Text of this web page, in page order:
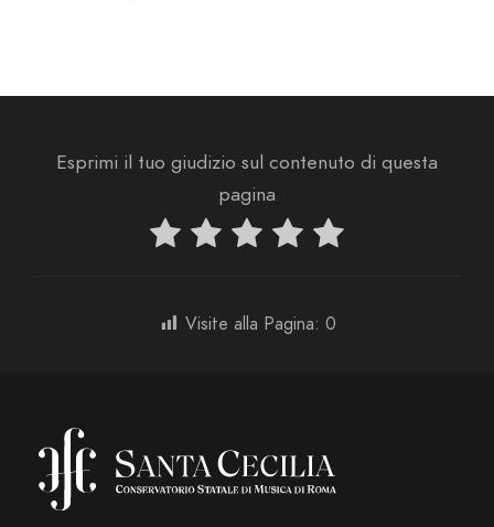
Esprimi il tuo giudizio sul contenuto di questa
pagina
Visite alla Pagina: 0